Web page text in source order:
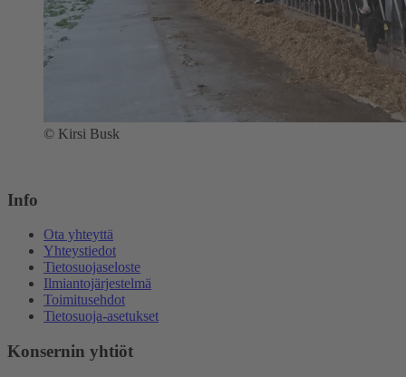
© Kirsi Busk
Info
Ota yhteyttä
Yhteystiedot
Tietosuojaseloste
Ilmiantojärjestelmä
Toimitusehdot
Tietosuoja-asetukset
Konsernin yhtiöt